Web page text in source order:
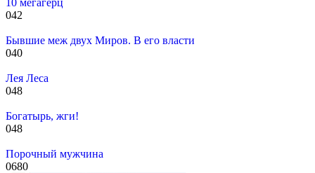
10 мегагерц
042
Бывшие меж двух Миров. В его власти
040
Лея Леса
048
Богатырь, жги!
048
Порочный мужчина
0680